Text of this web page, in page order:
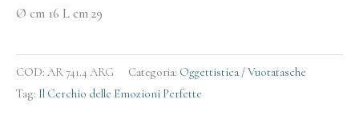
Ø cm 16 L cm 29
COD: AR 741.4 ARG Categoria: Oggettistica / Vuotatasche
Tag: Il Cerchio delle Emozioni Perfette